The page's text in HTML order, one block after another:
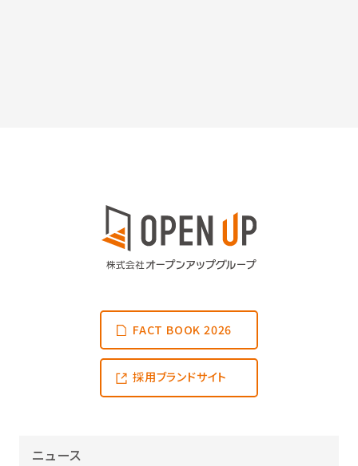
FACT BOOK 2026
採用ブランドサイト
ニュース